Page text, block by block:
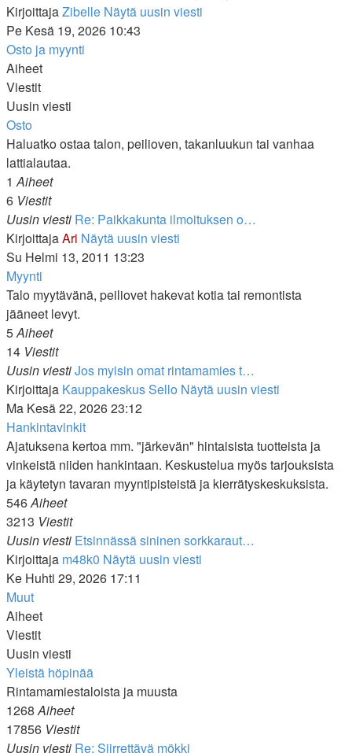
KirjoittajaZibelle Näytä uusin viesti
Pe Kesä 19, 2026 10:43
Osto ja myynti
Aiheet
Viestit
Uusin viesti
Osto
Haluatko ostaa talon, peilioven, takanluukun tai vanhaa
lattialautaa.
1Aiheet
6 Viestit
Uusin viesti Re: Paikkakunta ilmoituksen o…
KirjoittajaAri Näytä uusin viesti
Su Helmi 13, 2011 13:23
Myynti
Talo myytävänä, peiliovet hakevat kotia tai remontista
jääneet levyt.
5Aiheet
14 Viestit
Uusin viestiJos myisin omat rintamamies t…
Kirjoittaja Kauppakeskus Sello Näytä uusin viesti
Ma Kesä 22, 2026 23:12
Hankintavinkit
Ajatuksena kertoa mm. "järkevän" hintaisista tuotteista ja
vinkeistä niiden hankintaan. Keskustelua myös tarjouksista
ja käytetyn tavaran myyntipisteistä ja kierrätyskeskuksista.
546Aiheet
3213 Viestit
Uusin viesti Etsinnässä sininen sorkkaraut…
Kirjoittaja m48k0 Näytä uusin viesti
Ke Huhti 29, 2026 17:11
Muut
Aiheet
Viestit
Uusin viesti
Yleistä höpinää
Rintamamiestaloista ja muusta
1268Aiheet
17856 Viestit
Uusin viesti Re: Siirrettävä mökki